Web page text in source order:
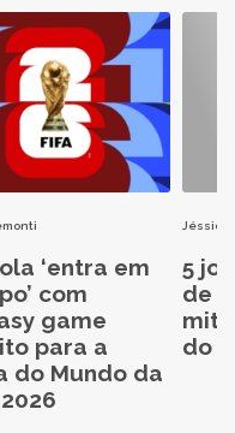
‘entra em
com
game
para a
do Mundo da
2026
Jéssica
5
de
do